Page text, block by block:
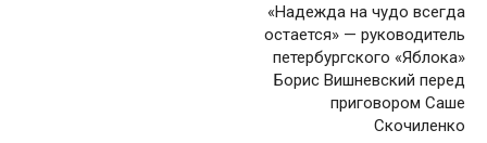
«Надежда на чудо всегда
остается» — руководитель
петербургского «Яблока»
Борис Вишневский перед
приговором Саше
Скочиленко